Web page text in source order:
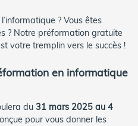
? Vous êtes
? Notre préformation gratuite
votre tremplin vers le succès !
en informatique
du 31 mars 2025 au 4
pour vous donner les